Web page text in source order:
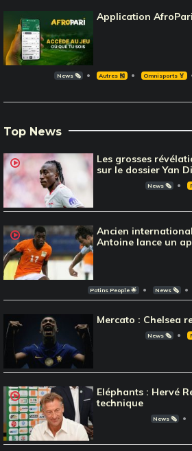
Application
News 🗞️ Autres 🎽 Omnisports 🏅
Top News
Les grosses
sur le dossier Yan
News 🗞️
Ancien
Antoine lance un
Potins People 🌟 News 🗞️
Mercato : Chelsea
News 🗞️
Eléphants : Hervé
technique
News 🗞️